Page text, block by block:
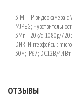
3 МП IP видеокамера с
MJPEG;
3Мп - 20к/с, 1080p/720р
DNR; Интерфейсы:
30м; IP67; DC12В/
ОТЗЫВЫ